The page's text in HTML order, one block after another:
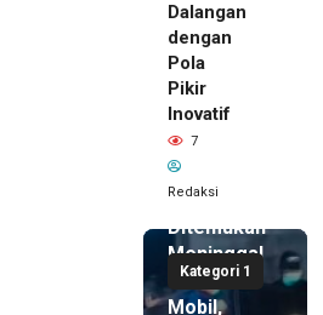
Dalangan
dengan
Pola
Pikir
Inovatif
7
Redaksi
Kategori 1
Pemilik
Royal
Phone
Ditemukan
Meninggal
di Dalam
Mobil,